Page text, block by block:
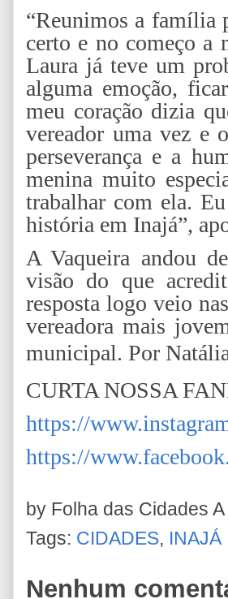
“Reunimos a família
certo e no começo a
Laura já teve um
alguma emoção,
meu coração dizia
vereador uma vez e
perseverança e a
menina muito
trabalhar com ela.
história em Inajá”,
A Vaqueira andou
visão do que
resposta logo veio
vereadora mais
municipal. Por
CURTA NOSSA
https://
https://
by Folha das Cidades
Tags: CIDADES, INAJÁ
Nenhum